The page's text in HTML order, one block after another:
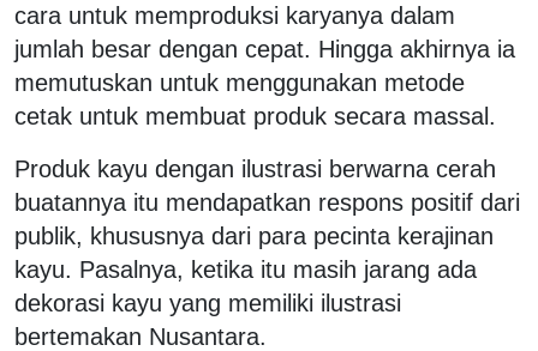
cara untuk memproduksi karyanya dalam
jumlah besar dengan cepat. Hingga akhirnya ia
memutuskan untuk menggunakan metode
cetak untuk membuat produk secara massal.
Produk kayu dengan ilustrasi berwarna cerah
buatannya itu mendapatkan respons positif dari
publik, khususnya dari para pecinta kerajinan
kayu. Pasalnya, ketika itu masih jarang ada
dekorasi kayu yang memiliki ilustrasi
bertemakan Nusantara.